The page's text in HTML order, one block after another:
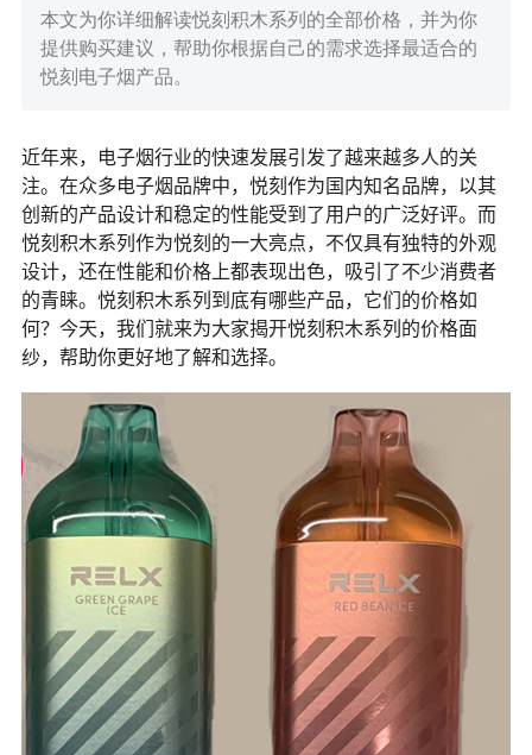
本文为你详细解读悦刻积木系列的全部价格，并为你
提供购买建议，帮助你根据自己的需求选择最适合的
悦刻电子烟产品。
近年来，电子烟行业的快速发展引发了越来越多人的关
注。在众多电子烟品牌中，悦刻作为国内知名品牌，以其
创新的产品设计和稳定的性能受到了用户的广泛好评。而
悦刻积木系列作为悦刻的一大亮点，不仅具有独特的外观
设计，还在性能和价格上都表现出色，吸引了不少消费者
的青睐。悦刻积木系列到底有哪些产品，它们的价格如
何？今天，我们就来为大家揭开悦刻积木系列的价格面
纱，帮助你更好地了解和选择。